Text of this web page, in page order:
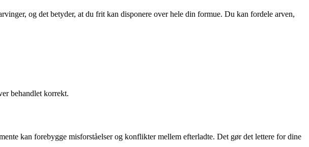
og det betyder, at du frit kan disponere over hele din formue. Du kan fordele arven,
behandlet korrekt.
kan forebygge misforståelser og konflikter mellem efterladte. Det gør det lettere for dine